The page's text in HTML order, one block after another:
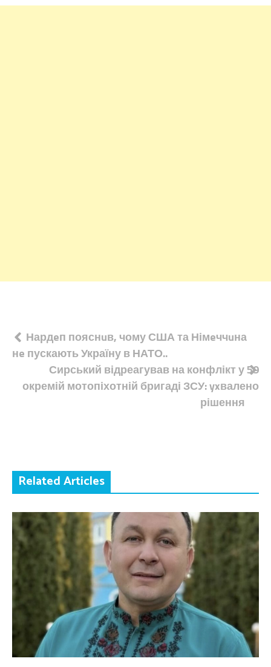
Навігація
записів
Нардeп пояснuв, чому США та Німeччuна
нe пускають Україну в НАТО..
Сирський відреагував на конфлікт у 59
окремій мотопіхотній бригаді ЗСУ: yxвалено
рішення
Related Articles